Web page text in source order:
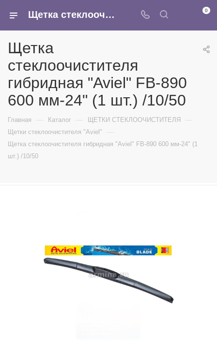
Щетка стеклоочистителя гибридная "Aviel" FB-890 600 мм-24" (1 шт.) /10/50 - купить в интернет-магазине Армина 0
Щетка
стеклоочистителя
гибридная "Aviel" FB-890
600 мм-24" (1 шт.) /10/50
Главная — Каталог — ЩЕТКИ СТЕКЛООЧИСТИТЕЛЯ —
Щетки стеклоочистителя "Aviel" —
Щетка стеклоочистителя гибридная "Aviel" FB-890 600 мм-24" (1
шт.) /10/50